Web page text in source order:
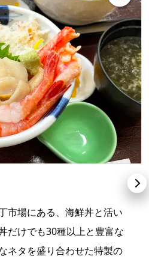
市場にある、海鮮丼と活い
だけでも30種以上と豊富な
ネタを盛り合わせた特製の